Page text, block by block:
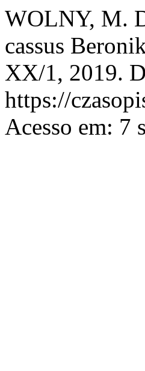
WOLNY, M.
cassus
XX/1, 2019.
https://
Acesso em: 7